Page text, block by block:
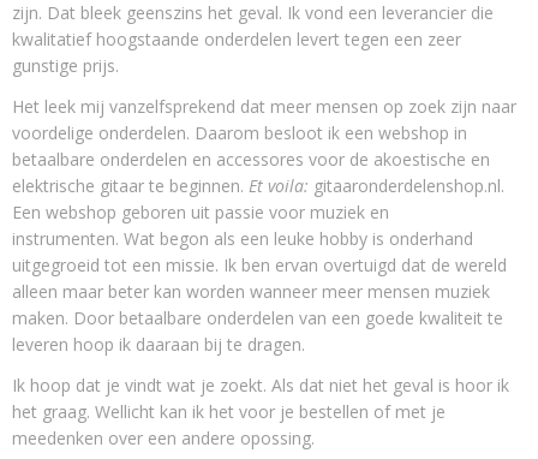
zijn. Dat bleek geenszins het geval. Ik vond een leverancier die
kwalitatief hoogstaande onderdelen levert tegen een zeer
gunstige prijs.
Het leek mij vanzelfsprekend dat meer mensen op zoek zijn naar
voordelige onderdelen. Daarom besloot ik een webshop in
betaalbare onderdelen en accessores voor de akoestische en
elektrische gitaar te beginnen. Et voila: gitaaronderdelenshop.nl.
Een webshop geboren uit passie voor muziek en
instrumenten. Wat begon als een leuke hobby is onderhand
uitgegroeid tot een missie. Ik ben ervan overtuigd dat de wereld
alleen maar beter kan worden wanneer meer mensen muziek
maken. Door betaalbare onderdelen van een goede kwaliteit te
leveren hoop ik daaraan bij te dragen.
Ik hoop dat je vindt wat je zoekt. Als dat niet het geval is hoor ik
het graag. Wellicht kan ik het voor je bestellen of met je
meedenken over een andere opossing.